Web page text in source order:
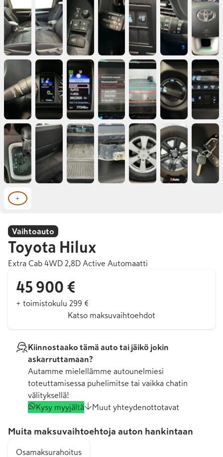
+
Vaihtoauto
Toyota Hilux
Extra Cab 4WD 2,8D Active Automaatti
45 900 €
+ toimistokulu 299 €
Katso maksuvaihtoehdot
Kiinnostaako tämä auto tai jäikö jokin
askarruttamaan?
Autamme mielellämme autounelmiesi
toteuttamisessa puhelimitse tai vaikka chatin
välityksellä!
Kysy myyjältä
Muut yhteydenottotavat
Muita maksuvaihtoehtoja auton hankintaan
Osamaksurahoitus